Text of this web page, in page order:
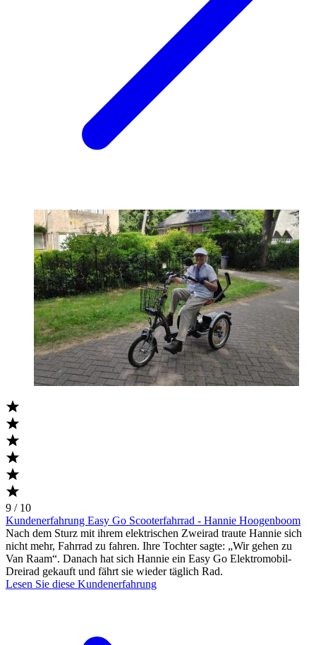
9 / 10
Kundenerfahrung Easy Go Scooterfahrrad - Hannie Hoogenboom
Nach dem Sturz mit ihrem elektrischen Zweirad traute Hannie sich
nicht mehr, Fahrrad zu fahren. Ihre Tochter sagte: „Wir gehen zu
Van Raam“. Danach hat sich Hannie ein Easy Go Elektromobil-
Dreirad gekauft und fährt sie wieder täglich Rad.
Lesen Sie diese Kundenerfahrung